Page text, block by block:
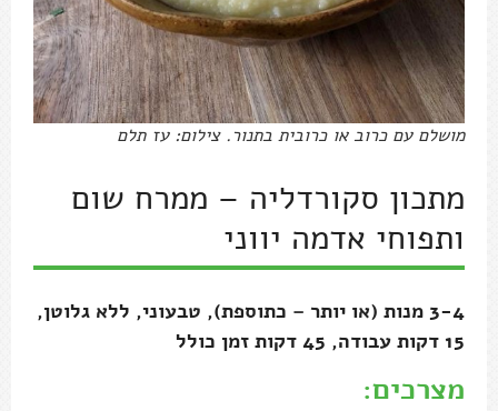
מושלם עם כרוב או כרובית בתנור. צילום: עז תלם
מתכון סקורדליה – ממרח שום
ותפוחי אדמה יווני
3-4 מנות (או יותר – כתוספת), טבעוני, ללא גלוטן,
15 דקות עבודה, 45 דקות זמן כולל
מצרכים: